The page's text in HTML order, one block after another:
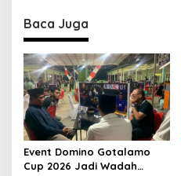
a
v
i
g
a
t
i
Baca Juga
Event Domino Gotalamo
Cup 2026 Jadi Wadah